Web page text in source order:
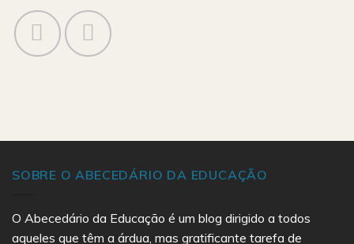
SOBRE O ABECEDÁRIO DA EDUCAÇÃO
O Abecedário da Educação é um blog dirigido a todos
aqueles que têm a árdua, mas gratificante tarefa de